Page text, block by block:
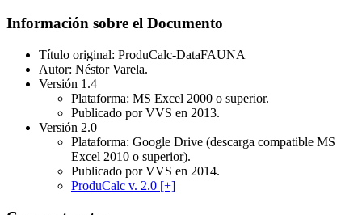
Información sobre el Documento
Título original: ProduCalc-DataFAUNA
Autor: Néstor Varela.
Versión 1.4
Plataforma: MS Excel 2000 o superior.
Publicado por VVS en 2013.
Versión 2.0
Plataforma: Google Drive (descarga compatible MS
Excel 2010 o superior).
Publicado por VVS en 2014.
ProduCalc v. 2.0 [+]